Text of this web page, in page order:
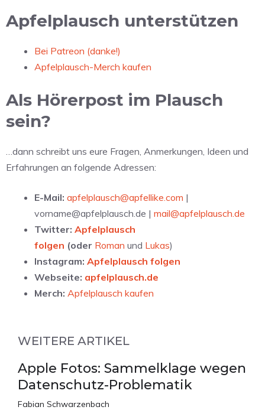
Apfelplausch unterstützen
Bei Patreon (danke!)
Apfelplausch-Merch kaufen
Als Hörerpost im Plausch
sein?
…dann schreibt uns eure Fragen, Anmerkungen, Ideen und
Erfahrungen an folgende Adressen:
E-Mail: apfelplausch@apfellike.com |
vorname@apfelplausch.de | mail@apfelplausch.de
Twitter: Apfelplausch
folgen (oder Roman und Lukas)
Instagram: Apfelplausch folgen
Webseite: apfelplausch.de
Merch: Apfelplausch kaufen
WEITERE ARTIKEL
Apple Fotos: Sammelklage wegen
Datenschutz-Problematik
Fabian Schwarzenbach